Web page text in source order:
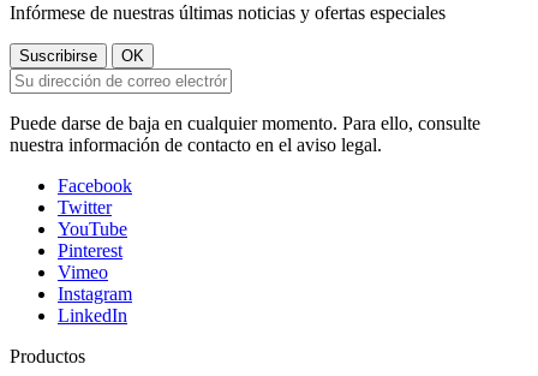
Infórmese de nuestras últimas noticias y ofertas especiales
Puede darse de baja en cualquier momento. Para ello, consulte
nuestra información de contacto en el aviso legal.
Facebook
Twitter
YouTube
Pinterest
Vimeo
Instagram
LinkedIn
Productos